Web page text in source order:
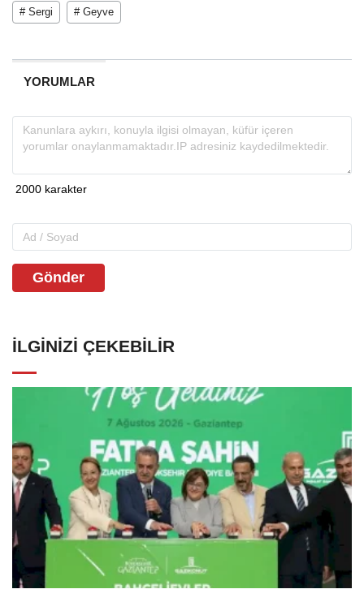
# Sergi # Geyve
YORUMLAR
Gönder
İLGINIZI ÇEKEBILIR